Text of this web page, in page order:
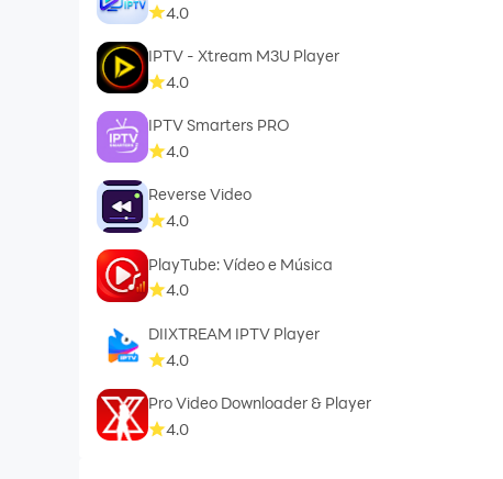
4.0
IPTV - Xtream M3U Player
4.0
IPTV Smarters PRO
4.0
Reverse Video
4.0
PlayTube: Vídeo e Música
4.0
DIIXTREAM IPTV Player
4.0
Pro Video Downloader & Player
4.0